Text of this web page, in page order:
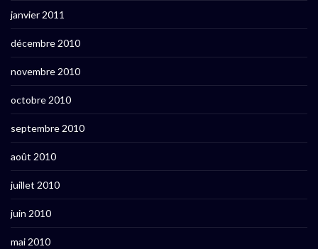
janvier 2011
décembre 2010
novembre 2010
octobre 2010
septembre 2010
août 2010
juillet 2010
juin 2010
mai 2010